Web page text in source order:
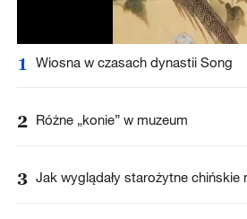
1 Wiosna w czasach dynastii Song
2 Różne „konie” w muzeum
3 Jak wyglądały starożytne chińskie